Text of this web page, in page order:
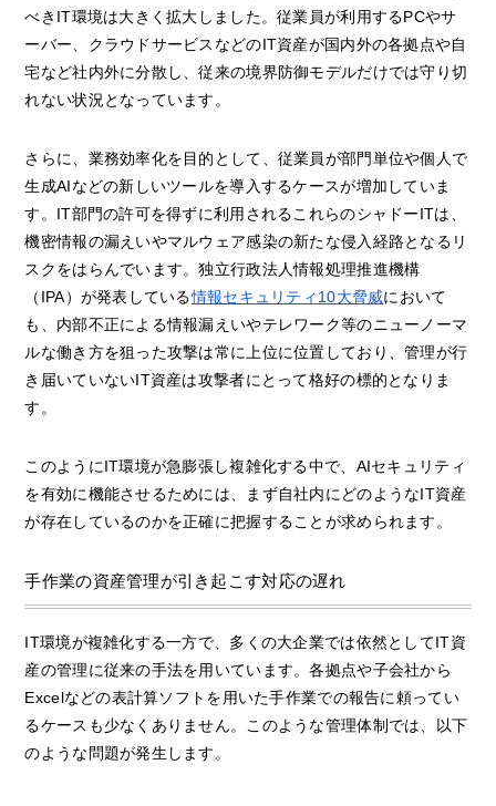
べきIT環境は大きく拡大しました。従業員が利用するPCやサ
ーバー、クラウドサービスなどのIT資産が国内外の各拠点や自
宅など社内外に分散し、従来の境界防御モデルだけでは守り切
れない状況となっています。
さらに、業務効率化を目的として、従業員が部門単位や個人で
生成AIなどの新しいツールを導入するケースが増加していま
す。IT部門の許可を得ずに利用されるこれらのシャドーITは、
機密情報の漏えいやマルウェア感染の新たな侵入経路となるリ
スクをはらんでいます。独立行政法人情報処理推進機構
（IPA）が発表している情報セキュリティ10大脅威において
も、内部不正による情報漏えいやテレワーク等のニューノーマ
ルな働き方を狙った攻撃は常に上位に位置しており、管理が行
き届いていないIT資産は攻撃者にとって格好の標的となりま
す。
このようにIT環境が急膨張し複雑化する中で、AIセキュリティ
を有効に機能させるためには、まず自社内にどのようなIT資産
が存在しているのかを正確に把握することが求められます。
手作業の資産管理が引き起こす対応の遅れ
IT環境が複雑化する一方で、多くの大企業では依然としてIT資
産の管理に従来の手法を用いています。各拠点や子会社から
Excelなどの表計算ソフトを用いた手作業での報告に頼ってい
るケースも少なくありません。このような管理体制では、以下
のような問題が発生します。